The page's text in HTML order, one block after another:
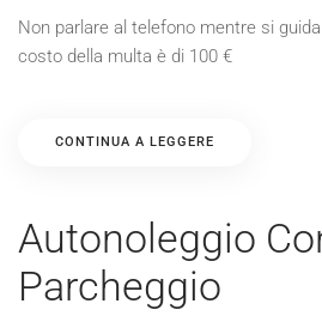
Non parlare al telefono mentre si
costo della multa è di 100 €
CONTINUA A LEGGERE
Autonoleggio
Parcheggio